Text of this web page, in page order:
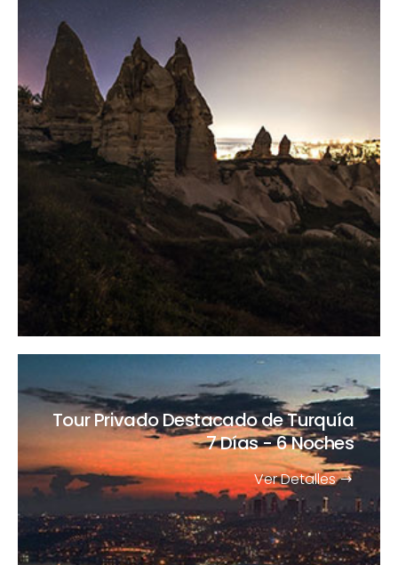
Tour Privado Destacado de Turquía
7 Días - 6 Noches
Ver Detalles